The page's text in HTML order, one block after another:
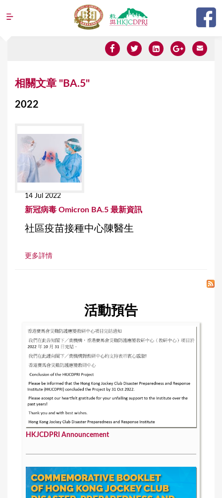
Jump to navigation
相關文章 "BA.5"
2022
14 Jul 2022
新冠病毒 Omicron BA.5 最新資訊
社區疫苗接種中心陳醫生
更多詳情
活動預告
HKJCDPRI Announcement